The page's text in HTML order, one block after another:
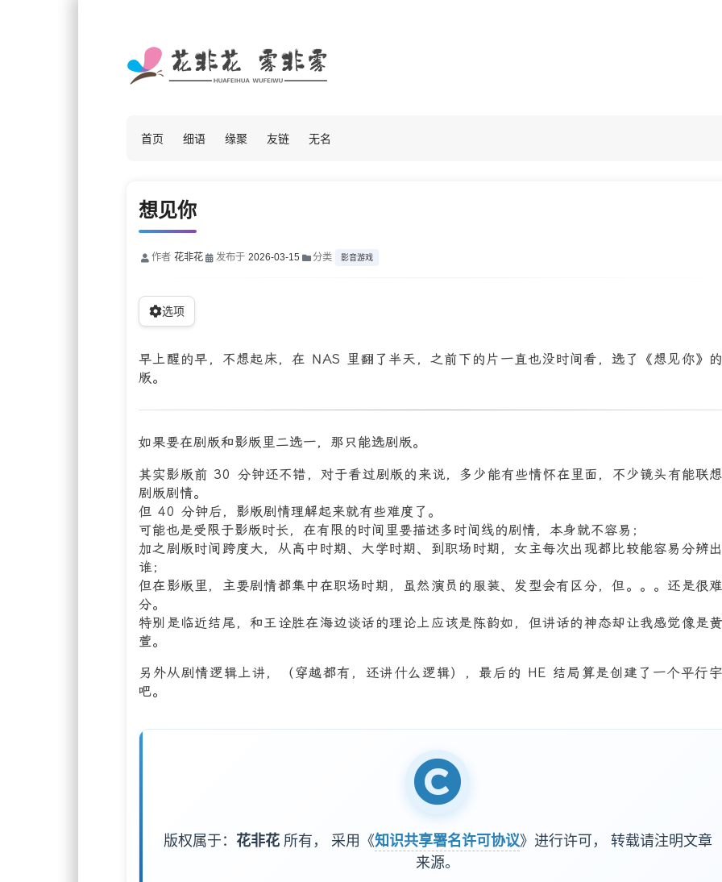
首页 细语 缘聚 友链 无名
想见你
作者 花非花 发布于 2026-03-15 分类 影音游戏
选项
早上醒的早，不想起床，在 NAS 里翻了半天，之前下的片一直也没时间看，选了《想见你》
版。
如果要在剧版和影版里二选一，那只能选剧版。
其实影版前 30 分钟还不错，对于看过剧版的来说，多少能有些情怀在里面，不少镜头有能联
剧版剧情。
但 40 分钟后，影版剧情理解起来就有些难度了。
可能也是受限于影版时长，在有限的时间里要描述多时间线的剧情，本身就不容易；
加之剧版时间跨度大，从高中时期、大学时期、到职场时期，女主每次出现都比较能容易分辨
谁；
但在影版里，主要剧情都集中在职场时期，虽然演员的服装、发型会有区分，但。。。还是很
分。
特别是临近结尾，和王诠胜在海边谈话的理论上应该是陈韵如，但讲话的神态却让我感觉像是
萱。
另外从剧情逻辑上讲，（穿越都有，还讲什么逻辑），最后的 HE 结局算是创建了一个平行
吧。
版权属于： 花非花所有， 采用《知识共享署名许可协议》进行许可， 转载请注明文章
来源。